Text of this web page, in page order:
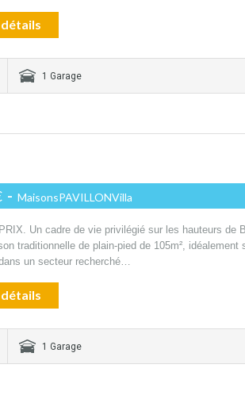
détails
1 Garage
- MaisonsPAVILLONVilla
Un cadre de vie privilégié sur les hauteurs de
traditionnelle de plain-pied de 105m², idéalement
un secteur recherché…
détails
1 Garage